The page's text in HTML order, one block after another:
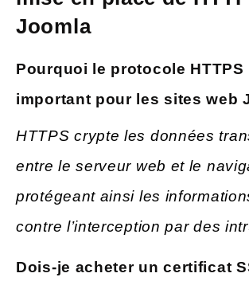
Joomla
Pourquoi le protocole HTTPS
important pour les sites web
HTTPS crypte les données
entre le serveur web et le
protégeant ainsi les
contre l’interception par des
Dois-je acheter un certificat